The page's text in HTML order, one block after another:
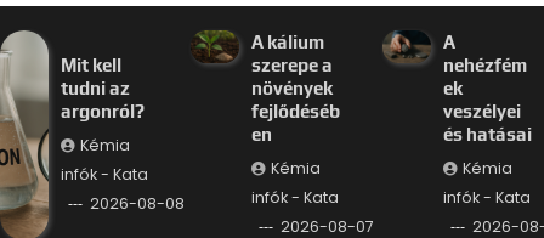
Mit kell
tudni az
argonról?
Kémia
infók - Kata
2026-08-08
A kálium
szerepe a
növények
fejlődéséb
en
Kémia
infók - Kata
2026-08-07
A
nehézfém
ek
veszélyei
és hatásai
Kémia
infók - Kata
2026-